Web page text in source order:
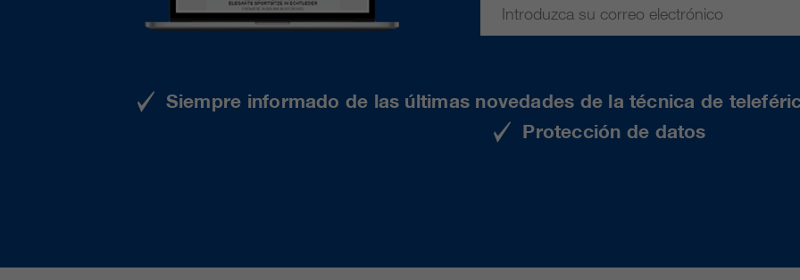
Siempre informado de las últimas novedades de la técnica de
Protección de datos